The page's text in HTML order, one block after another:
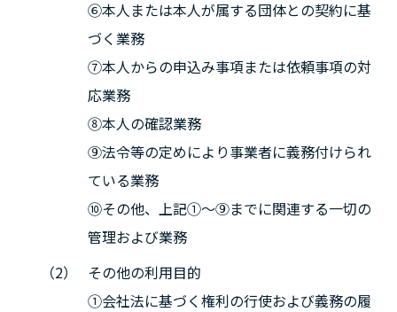
⑥本人または本人が属する団体との契約に基
づく業務
⑦本人からの申込み事項または依頼事項の対
応業務
⑧本人の確認業務
⑨法令等の定めにより事業者に義務付けられ
ている業務
⑩その他、上記①～⑨までに関連する一切の
管理および業務
その他の利用目的
①会社法に基づく権利の行使および義務の履